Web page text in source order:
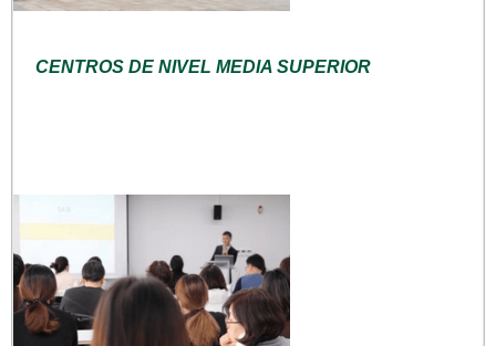
CENTROS DE NIVEL MEDIA SUPERIOR